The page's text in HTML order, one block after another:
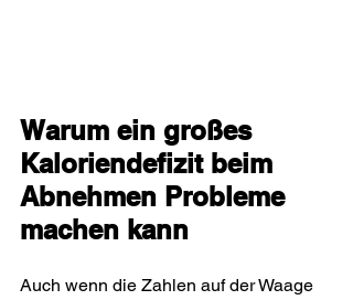
Warum ein großes
Kaloriendefizit beim
Abnehmen Probleme
machen kann
Auch wenn die Zahlen auf der Waage